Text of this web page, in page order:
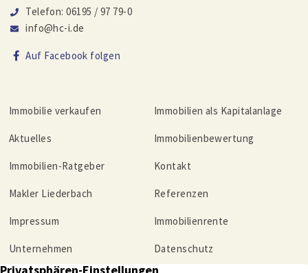
Telefon: 06195 / 97 79-0
info@hc-i.de
Auf Facebook folgen
Immobilie verkaufen Immobilien als Kapitalanlage
Aktuelles Immobilienbewertung
Immobilien-Ratgeber Kontakt
Makler Liederbach Referenzen
Impressum Immobilienrente
Unternehmen Datenschutz